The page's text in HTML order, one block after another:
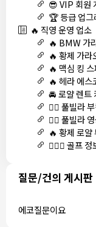
😎 VIP 회원
🏆 등급 업그
🔥 직영 운영 업소
🔥 BMW 가
🔥 황제 가라
🔥 맥심 킹
🔥 헤라 에스
🚘 로얄 렌트
🏊‍♀️ 풀빌라
🏊‍♀️ 풀빌라
🔥 황제 로얄
🏌🏻‍♂️ 골프 정
질문/건의 게시판
에코질문이요